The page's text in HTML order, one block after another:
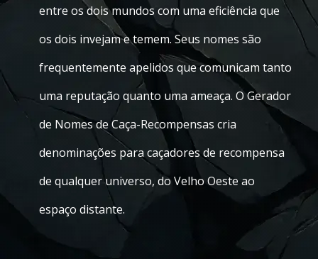
entre os dois mundos com uma eficiência que
os dois invejam e temem. Seus nomes são
frequentemente apelidos que comunicam tanto
uma reputação quanto uma ameaça. O Gerador
de Nomes de Caça-Recompensas cria
denominações para caçadores de recompensa
de qualquer universo, do Velho Oeste ao
espaço distante.